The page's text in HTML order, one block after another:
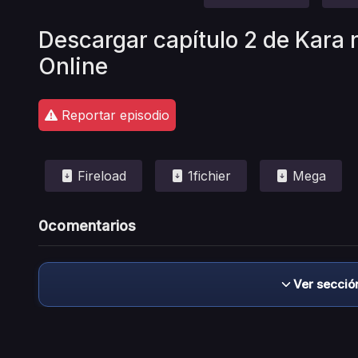
Descargar capítulo 2 de Kara
Online
Reportar episodio
Fireload 1fichier Mega
0comentarios
Ver